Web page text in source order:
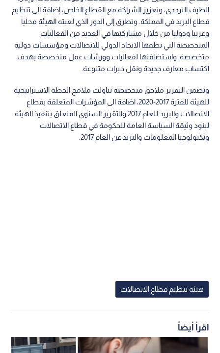
الطيف الترددي، وتعزيز الشراكة مع القطاع الخاص، إضافة الى تنظيم
قطاع البريد في المملكة. وتطرق إلى الدور الذي لعبته الهيئة محليا
وعربيا ودوليا من خلال مشاركتها في العديد من الفعاليات
المتخصصة التي نظمها الاتحاد الدولي للاتصالات ومؤسسات دولية
متخصصة، واستضافتها لفعاليات وورشات عمل متخصصة بهدف
اكتساب معارف جديدة ونقل خبرات متنوعة.
وتضمن التقرير ملاحق متخصصة تناولت ملامح الخطة الاستراتيجية
للهيئة للفترة 2017-2020، اضافة الى المؤشرات المتعلقة بقطاع
الاتصالات والبريد للعام 2017 والتقرير السنوي المتعلق بتنفيذ الهيئة
لبنود وثيقة السياسة العامة للحكومة في قطاع الاتصالات
وتكنولوجيا المعلومات والبريد عن العام 2017.
هيئة تنظيم قطاع الاتصالات
اقرأ أيضاً